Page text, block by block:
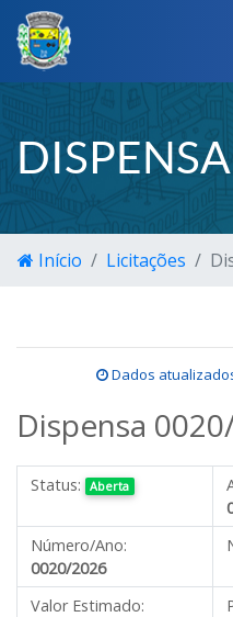
Início Licitações
Dados
Dispensa
Status: Aberta
Número/Ano:
0020/2026
Valor Estimado: